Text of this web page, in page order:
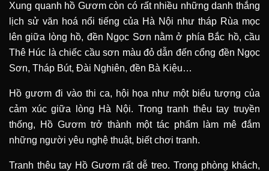
Xung quanh hồ Gươm còn có rất nhiều những danh thắng
lịch sử văn hoá nổi tiếng của Hà Nội như tháp Rùa mọc
lên giữa lòng hồ, đền Ngọc Sơn nằm ở phía Bắc hồ, cầu
Thê Húc là chiếc cầu sơn màu đỏ dẫn đến cổng đền Ngọc
Sơn, Tháp Bút, Đài Nghiên, đền Bà Kiệu…
Hồ gươm đi vào thi ca, hội họa như một biểu tượng của
cảm xúc giữa lòng Hà Nội. Trong tranh thêu tay truyền
thống, Hồ Gươm trở thành một tác phẩm làm mê đắm
những người yêu nghệ thuật, biết chơi tranh.
Tranh thêu tay Hồ Gươm rất dễ treo. Trong phòng khách,